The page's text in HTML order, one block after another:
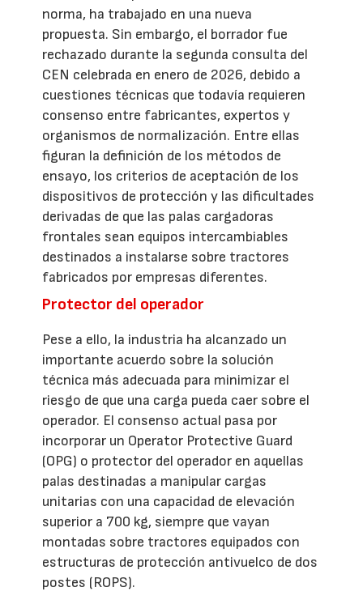
norma, ha trabajado en una nueva
propuesta. Sin embargo, el borrador fue
rechazado durante la segunda consulta del
CEN celebrada en enero de 2026, debido a
cuestiones técnicas que todavía requieren
consenso entre fabricantes, expertos y
organismos de normalización. Entre ellas
figuran la definición de los métodos de
ensayo, los criterios de aceptación de los
dispositivos de protección y las dificultades
derivadas de que las palas cargadoras
frontales sean equipos intercambiables
destinados a instalarse sobre tractores
fabricados por empresas diferentes.
Protector del operador
Pese a ello, la industria ha alcanzado un
importante acuerdo sobre la solución
técnica más adecuada para minimizar el
riesgo de que una carga pueda caer sobre el
operador. El consenso actual pasa por
incorporar un Operator Protective Guard
(OPG) o protector del operador en aquellas
palas destinadas a manipular cargas
unitarias con una capacidad de elevación
superior a 700 kg, siempre que vayan
montadas sobre tractores equipados con
estructuras de protección antivuelco de dos
postes (ROPS).